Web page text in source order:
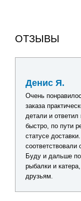
ОТЗЫВЫ
Денис Я.
Очень
заказа
детали и
быстро, по пути
статусе
Буду и дальше
рыбалки и
друзьям.